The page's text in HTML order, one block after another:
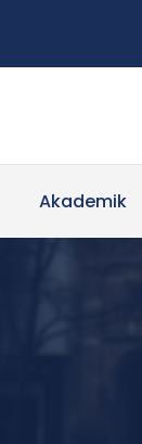
Akademik